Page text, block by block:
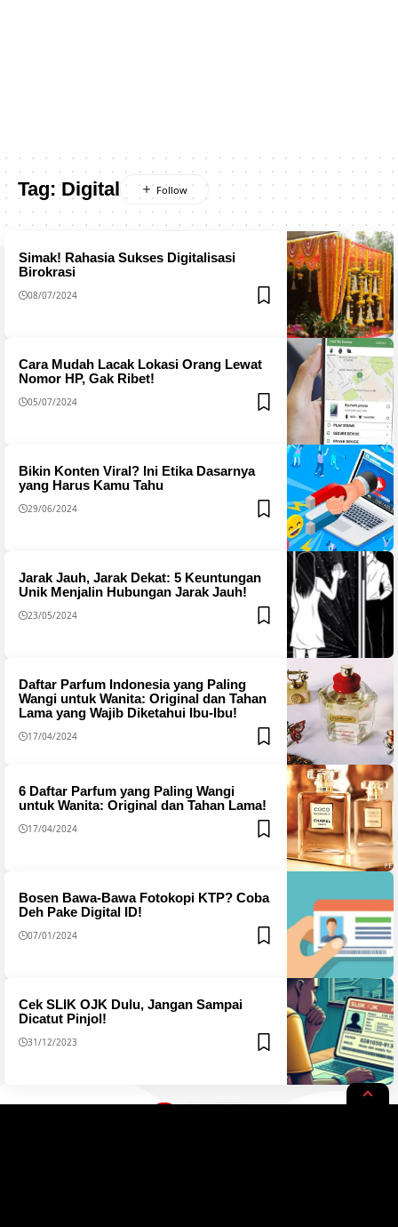
Tag:Digital
Simak! Rahasia Sukses Digitalisasi
Birokrasi
08/07/2024
Cara Mudah Lacak Lokasi Orang Lewat
Nomor HP, Gak Ribet!
05/07/2024
Bikin Konten Viral? Ini Etika Dasarnya
yang Harus Kamu Tahu
29/06/2024
Jarak Jauh, Jarak Dekat: 5 Keuntungan
Unik Menjalin Hubungan Jarak Jauh!
23/05/2024
Daftar Parfum Indonesia yang Paling
Wangi untuk Wanita: Original dan Tahan
Lama yang Wajib Diketahui Ibu-Ibu!
17/04/2024
6 Daftar Parfum yang Paling Wangi
untuk Wanita: Original dan Tahan Lama!
17/04/2024
Bosen Bawa-Bawa Fotokopi KTP? Coba
Deh Pake Digital ID!
07/01/2024
Cek SLIK OJK Dulu, Jangan Sampai
Dicatut Pinjol!
31/12/2023